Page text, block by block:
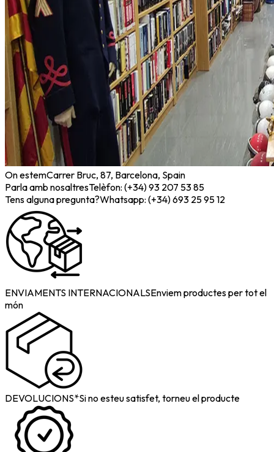
On estemCarrer Bruc, 87, Barcelona, Spain
Parla amb nosaltresTelèfon: (+34) 93 207 53 85
Tens alguna pregunta?Whatsapp: (+34) 693 25 95 12
ENVIAMENTS INTERNACIONALSEnviem productes per tot el
món
DEVOLUCIONS*Si no esteu satisfet, torneu el producte